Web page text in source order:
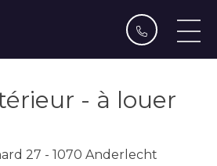
- à louer
27 - 1070 Anderlecht